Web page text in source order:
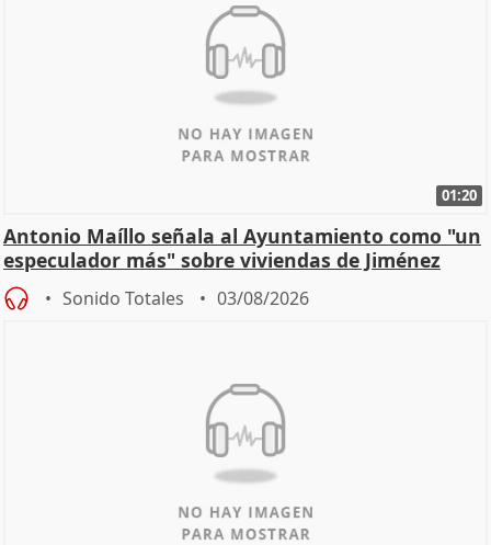
01:20
Antonio Maíllo señala al Ayuntamiento como "un
especulador más" sobre viviendas de Jiménez
Becerril
Sonido Totales 03/08/2026